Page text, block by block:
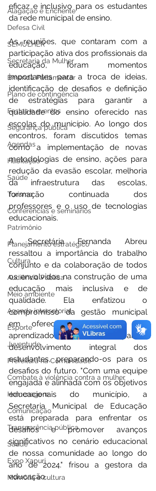
Alagação e Enchente
Defesa Civil
SEMULHER
Secretaria da Mulher
Emenda Parlamentar
Plano de contingência
Festas e eventos
Segurança pública
Agendas
Habitação
Saúde
Turismo
Conferências e seminários
Patrimônio
Planejamento estratégico
Cultura
Audiência Pública
Meio ambiente
Agenda intersetorial
Esporte
Juventude
Prefeitura na Comunidade
Combate à violência contra a mulher
Homenagem
Comunicação
Transparência pública
Saúde
Expo Xapuri
Memória e cultura
eficaz e inclusivo para os estudantes
da rede municipal de ensino.
As reuniões, que contaram com a
participação ativa dos profissionais da
educação, foram momentos
importantes para a troca de ideias,
identificação de desafios e definição
de estratégias para garantir a
qualidade do ensino oferecido nas
escolas do município. Ao longo dos
encontros, foram discutidos temas
como a implementação de novas
metodologias de ensino, ações para
redução da evasão escolar, melhoria
da infraestrutura das escolas,
formação continuada dos
professores e o uso de tecnologias
educacionais.
A Secretária Fernanda Abreu
ressaltou a importância do trabalho
conjunto e da colaboração de todos
os envolvidos na construção de uma
educação mais inclusiva e de
qualidade. Ela enfatizou o
compromisso da gestão municipal
em oferecer oportunidades de
aprendizado que contribuam para o
desenvolvimento integral dos
estudantes, preparando-os para os
desafios do futuro. "Com uma equipe
engajada e alinhada com os objetivos
educacionais do município, a
Secretaria Municipal de Educação
está preparada para enfrentar os
desafios e promover avanços
significativos no cenário educacional
de nossa comunidade ao longo do
ano de 2024." frisou a gestora da
educação.